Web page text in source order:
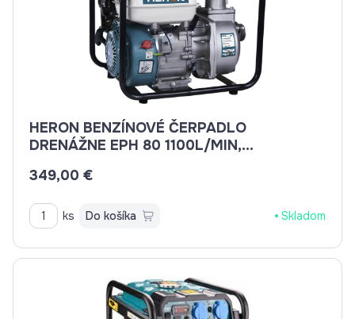
HERON BENZÍNOVÉ ČERPADLO
DRENÁŽNE EPH 80 1100L/MIN,
349,00 €
ks Do košíka Skladom